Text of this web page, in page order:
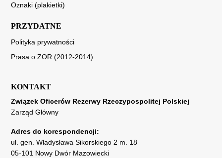
Oznaki (plakietki)
PRZYDATNE
Polityka prywatności
Prasa o ZOR (2012-2014)
KONTAKT
Związek Oficerów Rezerwy Rzeczypospolitej Polskiej
Zarząd Główny
Adres do korespondencji:
ul. gen. Władysława Sikorskiego 2 m. 18
05-101 Nowy Dwór Mazowiecki